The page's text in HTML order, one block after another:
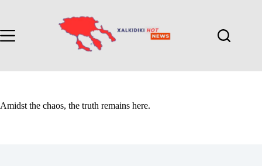
Amidst the chaos, the truth remains here.